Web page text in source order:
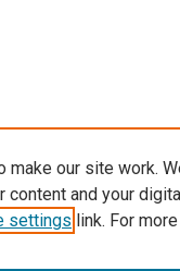
make our site work.
and your
settings link. For